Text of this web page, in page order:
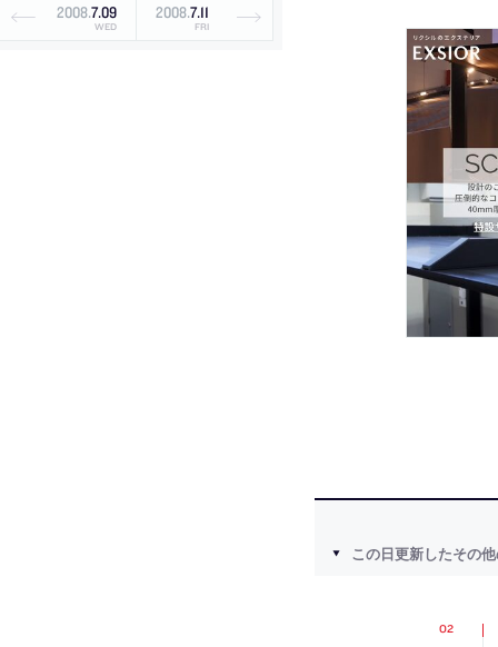
2008.7.09
WED
2008.7.11
FRI
この日更新したその